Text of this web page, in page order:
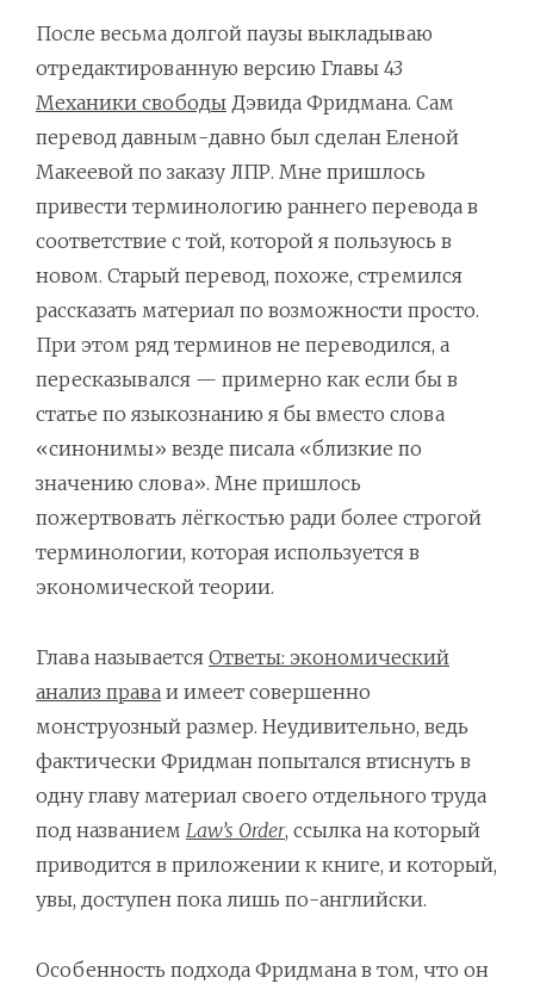
После весьма долгой паузы выкладываю
отредактированную версию Главы 43
Механики свободы Дэвида Фридмана. Сам
перевод давным-давно был сделан Еленой
Макеевой по заказу ЛПР. Мне пришлось
привести терминологию раннего перевода в
соответствие с той, которой я пользуюсь в
новом. Старый перевод, похоже, стремился
рассказать материал по возможности просто.
При этом ряд терминов не переводился, а
пересказывался — примерно как если бы в
статье по языкознанию я бы вместо слова
«синонимы» везде писала «близкие по
значению слова». Мне пришлось
пожертвовать лёгкостью ради более строгой
терминологии, которая используется в
экономической теории.
Глава называется Ответы: экономический
анализ права и имеет совершенно
монструозный размер. Неудивительно, ведь
фактически Фридман попытался втиснуть в
одну главу материал своего отдельного труда
под названием Law’s Order, ссылка на который
приводится в приложении к книге, и который,
увы, доступен пока лишь по-английски.
Особенность подхода Фридмана в том, что он